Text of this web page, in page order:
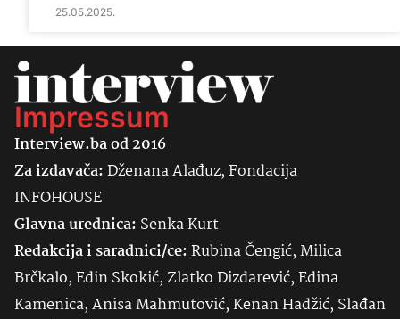
25.05.2025.
Impressum
Interview.ba od 2016
Za izdavača:Dženana Alađuz, Fondacija
INFOHOUSE
Glavna urednica: SenkaKurt
Redakcija i saradnici/ce:Rubina Čengić, Milica
Brčkalo, Edin Skokić, Zlatko Dizdarević, Edina
Kamenica, Anisa Mahmutović, Kenan Hadžić, Slađan